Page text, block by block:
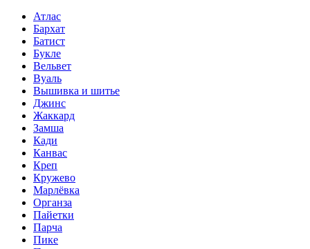
Атлас
Бархат
Батист
Букле
Вельвет
Вуаль
Вышивка и шитье
Джинс
Жаккард
Замша
Кади
Канвас
Креп
Кружево
Марлёвка
Органза
Пайетки
Парча
Пике